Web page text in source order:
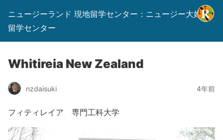
ニュージーランド 現地留学センター：ニュージー大好き
留学センター
Whitireia New Zealand
nzdaisuki 4年前
フィティレイア 専門工科大学